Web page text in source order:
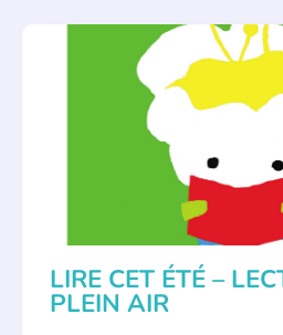
BIBLIOTHÈQUES ÉVÉNEMENTS ,
LITTÉRATURE JEUNESSE
LIRE CET ÉTÉ –
PLEIN AIR